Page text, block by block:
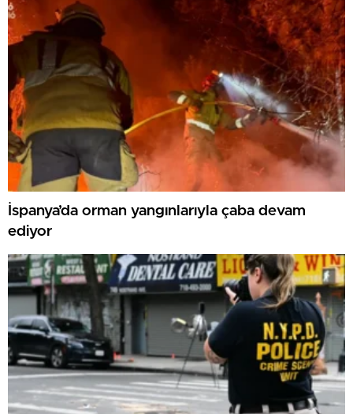
İspanya’da orman yangınlarıyla çaba devam
ediyor